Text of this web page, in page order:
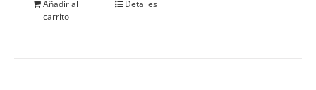
Añadir al
carrito
Detalles